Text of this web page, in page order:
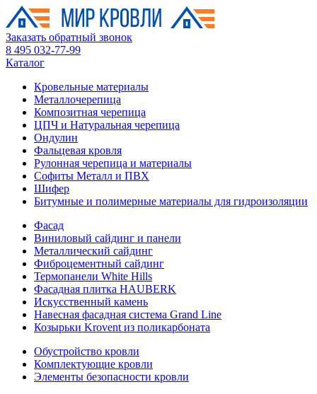
Заказать обратный звонок
8 495 032-77-99
Каталог
Кровельные материалы
Металлочерепица
Композитная черепица
ЦПЧ и Натуральная черепица
Ондулин
Фальцевая кровля
Рулонная черепица и материалы
Софиты Металл и ПВХ
Шифер
Битумные и полимерные материалы для гидроизоляции
Фасад
Виниловый сайдинг и панели
Металлический сайдинг
Фиброцементный сайдинг
Термопанели White Hills
Фасадная плитка HAUBERK
Искусственный камень
Навесная фасадная система Grand Line
Козырьки Krovent из поликарбоната
Обустройство кровли
Комплектующие кровли
Элементы безопасности кровли